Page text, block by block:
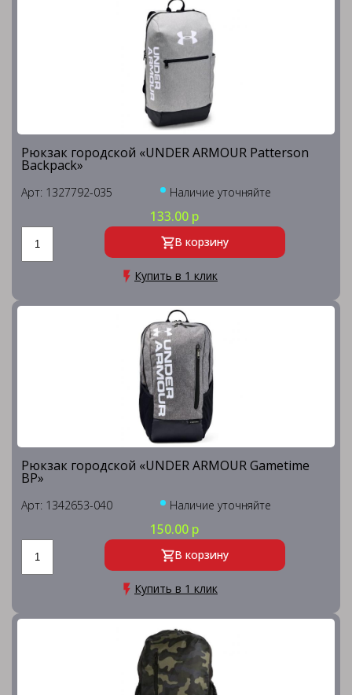
Рюкзак городской «UNDER ARMOUR Patterson
Backpack»
Арт: 1327792-035 Наличие уточняйте
133.00 р
В корзину
Купить в 1 клик
Рюкзак городской «UNDER ARMOUR Gametime
BP»
Арт: 1342653-040 Наличие уточняйте
150.00 р
В корзину
Купить в 1 клик